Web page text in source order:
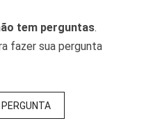
tem perguntas.
fazer sua pergunta